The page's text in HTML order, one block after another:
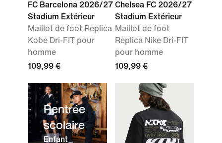
FC Barcelona 2026/27
Stadium Extérieur
Maillot de foot Replica
Kobe Dri-FIT pour
homme
109,99 €
Chelsea FC 2026/27
Stadium Extérieur
Maillot de foot
Replica Nike Dri-FIT
pour homme
109,99 €
Rentrée
scolaire
Enfant